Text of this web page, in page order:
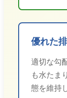
優れた
適切な勾
も水たま
態を維持